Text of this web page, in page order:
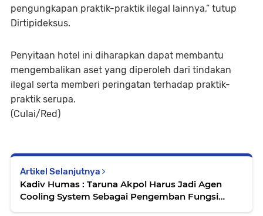
pengungkapan praktik-praktik ilegal lainnya,” tutup
Dirtipideksus.
Penyitaan hotel ini diharapkan dapat membantu
mengembalikan aset yang diperoleh dari tindakan
ilegal serta memberi peringatan terhadap praktik-
praktik serupa.
(Culai/Red)
Artikel Selanjutnya
Kadiv Humas : Taruna Akpol Harus Jadi Agen
Cooling System Sebagai Pengemban Fungsi